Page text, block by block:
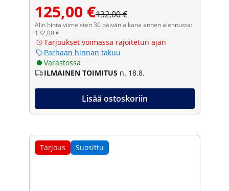
125,00 €132,00 €
Alin hinta viimeisten 30 päivän aikana ennen alennusta:
132,00 €
Tarjoukset voimassa rajoitetun ajan
Parhaan hinnan takuu
Varastossa
ILMAINEN TOIMITUS n. 18.8.
Lisää ostoskoriin
Tarjous Suosittu